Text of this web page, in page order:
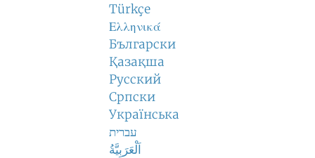
Türkçe
Ελληνικά
Български
Қазақша
Русский
Српски
Українська
עברית
اَلْعَرَبِيَّةُ